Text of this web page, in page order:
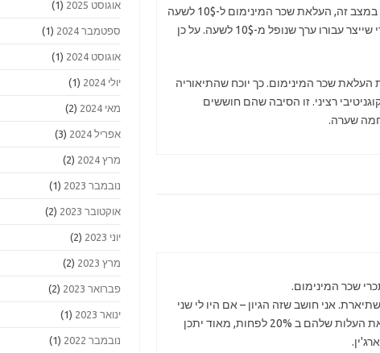
מ-10$ מרוויחים כך, משום שהם יוצרים ערך השווה פחות מ-10$. במצב זה, העלאת שכר המינימום ל-10$ לשעה
תגרור אבטלה עצומה שכן אף אחד לא ישלם 10$ לשעה לעובד כדי שייצר עבורו ערך שנופל מ-10$ לשעה. על כן
שכר המינימום. כך יוכח שהתיאוריה
רציני. זו הסיבה שהם חוששים
שערה.
שכר המינימום.
אני חושב שזה הגיון – אם היו לי שני
עובדים שמשתכרים שכר המינימום ועתה היו מעלים לי את העלות שלהם ב 20% לפחות, מאוד יתכן
אוגוסט 2025 (1)
ספטמבר 2024 (1)
אוגוסט 2024 (1)
יולי 2024 (1)
מאי 2024 (2)
אפריל 2024 (3)
מרץ 2024 (2)
נובמבר 2023 (1)
אוקטובר 2023 (2)
יוני 2023 (2)
מרץ 2023 (2)
פברואר 2023 (2)
ינואר 2023 (1)
נובמבר 2022 (1)